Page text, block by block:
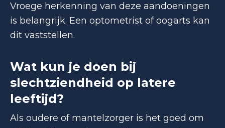
Vroege herkenning van deze aandoeningen
is belangrijk. Een optometrist of oogarts kan
dit vaststellen.
Wat kun je doen bij
slechtziendheid op latere
leeftijd?
Als oudere of mantelzorger is het goed om